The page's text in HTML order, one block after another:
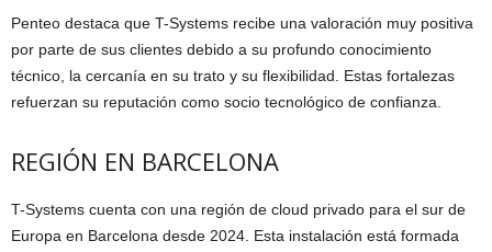
Penteo destaca que T-Systems recibe una valoración muy positiva
por parte de sus clientes debido a su profundo conocimiento
técnico, la cercanía en su trato y su flexibilidad. Estas fortalezas
refuerzan su reputación como socio tecnológico de confianza.
REGIÓN EN BARCELONA
T-Systems cuenta con una región de cloud privado para el sur de
Europa en Barcelona desde 2024. Esta instalación está formada